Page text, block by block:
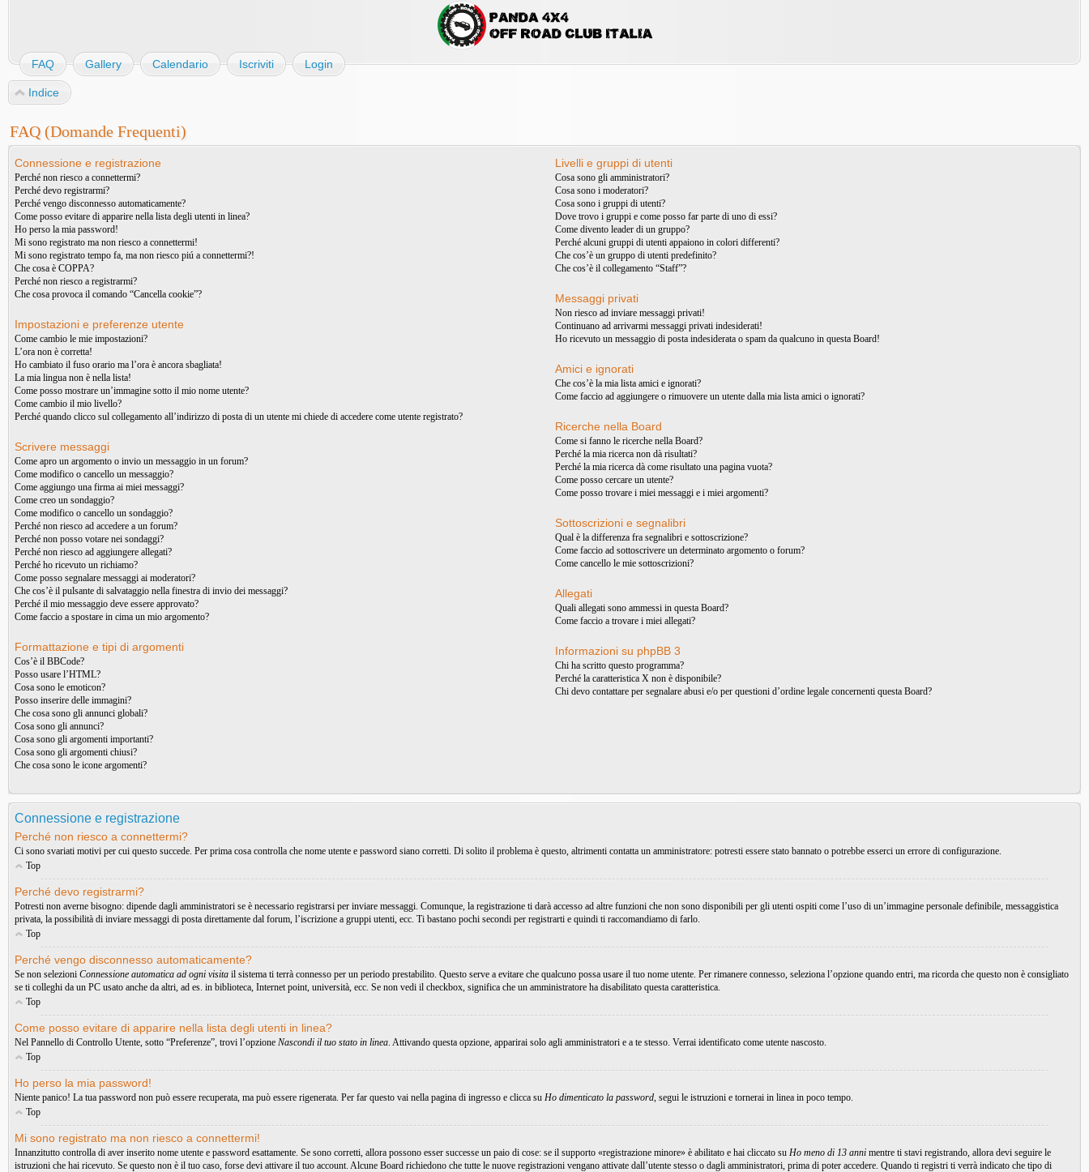
FAQ Gallery Calendario Iscriviti Login
Indice
FAQ (Domande Frequenti)
Connessione e registrazione
Perché non riesco a connettermi?
Perché devo registrarmi?
Perché vengo disconnesso automaticamente?
Come posso evitare di apparire nella lista degli utenti in linea?
Ho perso la mia password!
Mi sono registrato ma non riesco a connettermi!
Mi sono registrato tempo fa, ma non riesco piú a connettermi?!
Che cosa è COPPA?
Perché non riesco a registrarmi?
Che cosa provoca il comando “Cancella cookie”?
Impostazioni e preferenze utente
Come cambio le mie impostazioni?
L’ora non è corretta!
Ho cambiato il fuso orario ma l’ora è ancora sbagliata!
La mia lingua non è nella lista!
Come posso mostrare un’immagine sotto il mio nome utente?
Come cambio il mio livello?
Perché quando clicco sul collegamento all’indirizzo di posta di un utente mi chiede di accedere come utente registrato?
Scrivere messaggi
Come apro un argomento o invio un messaggio in un forum?
Come modifico o cancello un messaggio?
Come aggiungo una firma ai miei messaggi?
Come creo un sondaggio?
Come modifico o cancello un sondaggio?
Perché non riesco ad accedere a un forum?
Perché non posso votare nei sondaggi?
Perché non riesco ad aggiungere allegati?
Perché ho ricevuto un richiamo?
Come posso segnalare messaggi ai moderatori?
Che cos’è il pulsante di salvataggio nella finestra di invio dei messaggi?
Perché il mio messaggio deve essere approvato?
Come faccio a spostare in cima un mio argomento?
Formattazione e tipi di argomenti
Cos’è il BBCode?
Posso usare l’HTML?
Cosa sono le emoticon?
Posso inserire delle immagini?
Che cosa sono gli annunci globali?
Cosa sono gli annunci?
Cosa sono gli argomenti importanti?
Cosa sono gli argomenti chiusi?
Che cosa sono le icone argomenti?
Livelli e gruppi di utenti
Cosa sono gli amministratori?
Cosa sono i moderatori?
Cosa sono i gruppi di utenti?
Dove trovo i gruppi e come posso far parte di uno di essi?
Come divento leader di un gruppo?
Perché alcuni gruppi di utenti appaiono in colori differenti?
Che cos’è un gruppo di utenti predefinito?
Che cos’è il collegamento “Staff”?
Messaggi privati
Non riesco ad inviare messaggi privati!
Continuano ad arrivarmi messaggi privati indesiderati!
Ho ricevuto un messaggio di posta indesiderata o spam da qualcuno in questa Board!
Amici e ignorati
Che cos’è la mia lista amici e ignorati?
Come faccio ad aggiungere o rimuovere un utente dalla mia lista amici o ignorati?
Ricerche nella Board
Come si fanno le ricerche nella Board?
Perché la mia ricerca non dà risultati?
Perché la mia ricerca dà come risultato una pagina vuota?
Come posso cercare un utente?
Come posso trovare i miei messaggi e i miei argomenti?
Sottoscrizioni e segnalibri
Qual è la differenza fra segnalibri e sottoscrizione?
Come faccio ad sottoscrivere un determinato argomento o forum?
Come cancello le mie sottoscrizioni?
Allegati
Quali allegati sono ammessi in questa Board?
Come faccio a trovare i miei allegati?
Informazioni su phpBB 3
Chi ha scritto questo programma?
Perché la caratteristica X non è disponibile?
Chi devo contattare per segnalare abusi e/o per questioni d’ordine legale concernenti questa Board?
Connessione e registrazione
Perché non riesco a connettermi?
Ci sono svariati motivi per cui questo succede. Per prima cosa controlla che nome utente e password siano corretti. Di solito il problema è questo, altrimenti contatta un amministratore: potresti essere stato bannato o potrebbe esserci un errore di configurazione.
Top
Perché devo registrarmi?
Potresti non averne bisogno: dipende dagli amministratori se è necessario registrarsi per inviare messaggi. Comunque, la registrazione ti darà accesso ad altre funzioni che non sono disponibili per gli utenti ospiti come l’uso di un’immagine personale definibile, messaggistica
privata, la possibilità di inviare messaggi di posta direttamente dal forum, l’iscrizione a gruppi utenti, ecc. Ti bastano pochi secondi per registrarti e quindi ti raccomandiamo di farlo.
Top
Perché vengo disconnesso automaticamente?
Se non selezioni Connessione automatica ad ogni visita il sistema ti terrà connesso per un periodo prestabilito. Questo serve a evitare che qualcuno possa usare il tuo nome utente. Per rimanere connesso, seleziona l’opzione quando entri, ma ricorda che questo non è consigliato
se ti colleghi da un PC usato anche da altri, ad es. in biblioteca, Internet point, università, ecc. Se non vedi il checkbox, significa che un amministratore ha disabilitato questa caratteristica.
Top
Come posso evitare di apparire nella lista degli utenti in linea?
Nel Pannello di Controllo Utente, sotto “Preferenze”, trovi l’opzione Nascondi il tuo stato in linea. Attivando questa opzione, apparirai solo agli amministratori e a te stesso. Verrai identificato come utente nascosto.
Top
Ho perso la mia password!
Niente panico! La tua password non può essere recuperata, ma può essere rigenerata. Per far questo vai nella pagina di ingresso e clicca su Ho dimenticato la password, segui le istruzioni e tornerai in linea in poco tempo.
Top
Mi sono registrato ma non riesco a connettermi!
Innanzitutto controlla di aver inserito nome utente e password esattamente. Se sono corretti, allora possono esser successe un paio di cose: se il supporto «registrazione minore» è abilitato e hai cliccato su Ho meno di 13 anni mentre ti stavi registrando, allora devi seguire le
istruzioni che hai ricevuto. Se questo non è il tuo caso, forse devi attivare il tuo account. Alcune Board richiedono che tutte le nuove registrazioni vengano attivate dall’utente stesso o dagli amministratori, prima di poter accedere. Quando ti registri ti verrà indicato che tipo di